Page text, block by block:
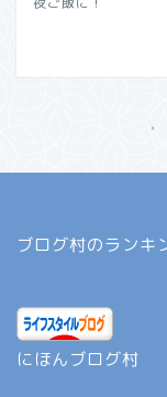
ブログ村のランキ
にほんブログ村